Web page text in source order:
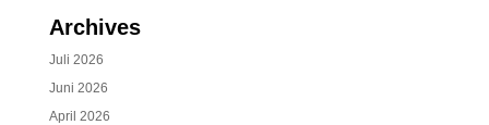
Archives
Juli 2026
Juni 2026
April 2026